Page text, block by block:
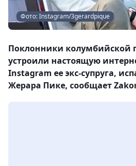
Фото: Instagram/3gerardpique
Поклонники
устроили настоящую
Instagram ее экс-супруга,
Жерара Пике, сообщает